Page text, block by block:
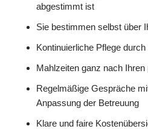
abgestimmt ist
Sie bestimmen selbst über
Kontinuierliche Pflege
Mahlzeiten ganz nach
Regelmäßige Gespräche
Anpassung der Betreuung
Klare und faire